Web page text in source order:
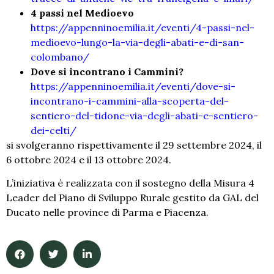
4 passi nel Medioevo
https://appenninoemilia.it/eventi/4-passi-nel-
medioevo-lungo-la-via-degli-abati-e-di-san-
colombano/
Dove si incontrano i Cammini?
https://appenninoemilia.it/eventi/dove-si-
incontrano-i-cammini-alla-scoperta-del-
sentiero-del-tidone-via-degli-abati-e-sentiero-
dei-celti/
si svolgeranno rispettivamente il 29 settembre 2024, il
6 ottobre 2024 e il 13 ottobre 2024.
L’iniziativa è realizzata con il sostegno della Misura 4
Leader del Piano di Sviluppo Rurale gestito da GAL del
Ducato nelle province di Parma e Piacenza.